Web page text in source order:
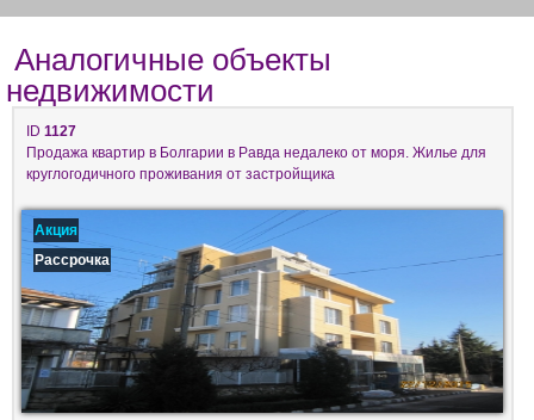
Аналогичные объекты
недвижимости
ID 1127
Продажа квартир в Болгарии в Равда недалеко от моря. Жилье для
круглогодичного проживания от застройщика
Акция
Рассрочка